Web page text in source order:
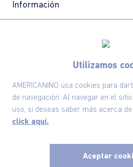
Utilizamos
AMERICANINO usa cookies para
de navegación. Al navegar en el
uso, si deseas saber más acerca
click aquí.
Aceptar
Información